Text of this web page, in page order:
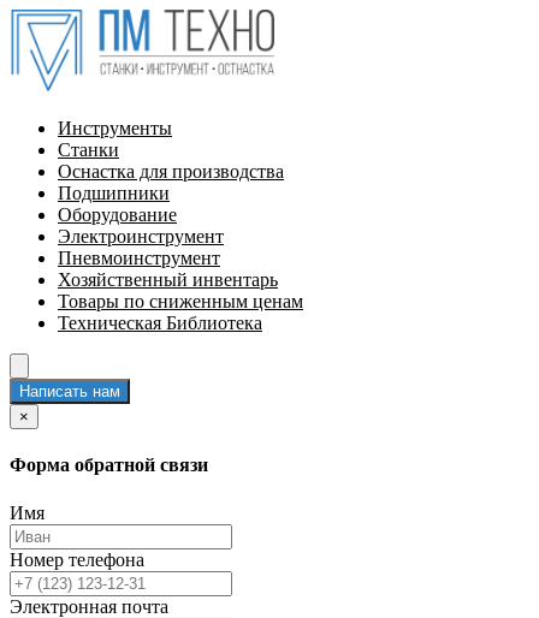
Инструменты
Станки
Оснастка для производства
Подшипники
Оборудование
Электроинструмент
Пневмоинструмент
Хозяйственный инвентарь
Товары по сниженным ценам
Техническая Библиотека
Написать нам
×
Форма обратной связи
Имя
Номер телефона
Электронная почта